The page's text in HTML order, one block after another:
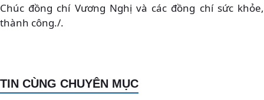
Chúc đồng chí Vương Nghị và các đồng chí sức khỏe,
thành công./.
TIN CÙNG CHUYÊN MỤC